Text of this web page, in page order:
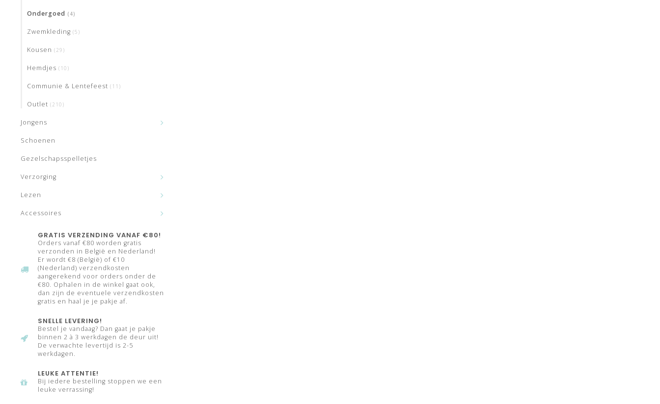
Ondergoed (4)
Zwemkleding (5)
Kousen (29)
Hemdjes (10)
Communie & Lentefeest (11)
Outlet (210)
Jongens
Schoenen
Gezelschapsspelletjes
Verzorging
Lezen
Accessoires
GRATIS VERZENDING VANAF €80!
Orders vanaf €80 worden gratis
verzonden in België en Nederland!
Er wordt €8 (België) of €10
(Nederland) verzendkosten
aangerekend voor orders onder de
€80. Ophalen in de winkel gaat ook,
dan zijn de eventuele verzendkosten
gratis en haal je je pakje af.
SNELLE LEVERING!
Bestel je vandaag? Dan gaat je pakje
binnen 2 à 3 werkdagen de deur uit!
De verwachte levertijd is 2-5
werkdagen.
LEUKE ATTENTIE!
Bij iedere bestelling stoppen we een
leuke verrassing!